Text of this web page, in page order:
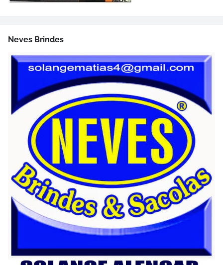
Neves Brindes